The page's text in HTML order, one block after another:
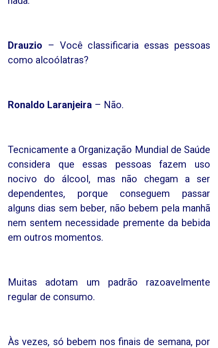
Drauzio – Você classificaria essas pessoas
como alcoólatras?
Ronaldo Laranjeira – Não.
Tecnicamente a Organização Mundial de Saúde
considera que essas pessoas fazem uso
nocivo do álcool, mas não chegam a ser
dependentes, porque conseguem passar
alguns dias sem beber, não bebem pela manhã
nem sentem necessidade premente da bebida
em outros momentos.
Muitas adotam um padrão razoavelmente
regular de consumo.
Às vezes, só bebem nos finais de semana, por